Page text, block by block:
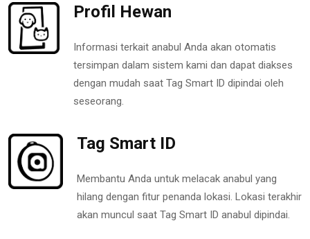
Profil Hewan
Informasi terkait anabul Anda akan otomatis
tersimpan dalam sistem kami dan dapat diakses
dengan mudah saat Tag Smart ID dipindai oleh
seseorang.
Tag Smart ID
Membantu Anda untuk melacak anabul yang
hilang dengan fitur penanda lokasi. Lokasi terakhir
akan muncul saat Tag Smart ID anabul dipindai.